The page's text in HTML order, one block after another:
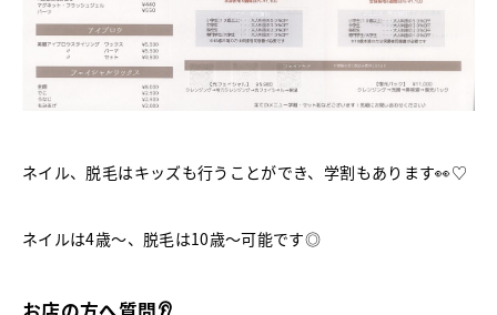
ネイル、脱毛はキッズも行うことができ、学割もあります👀♡
ネイルは4歳～、脱毛は10歳～可能です◎